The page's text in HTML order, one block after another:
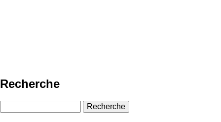
Recherche